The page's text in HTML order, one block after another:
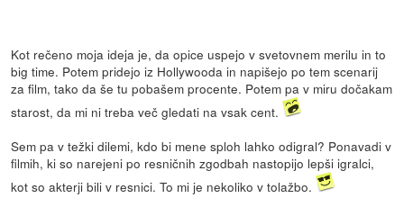
Kot rečeno moja ideja je, da opice uspejo v svetovnem merilu in to
big time. Potem pridejo iz Hollywooda in napišejo po tem scenarij
za film, tako da še tu pobašem procente. Potem pa v miru dočakam
starost, da mi ni treba več gledati na vsak cent.
Sem pa v težki dilemi, kdo bi mene sploh lahko odigral? Ponavadi v
filmih, ki so narejeni po resničnih zgodbah nastopijo lepši igralci,
kot so akterji bili v resnici. To mi je nekoliko v tolažbo.